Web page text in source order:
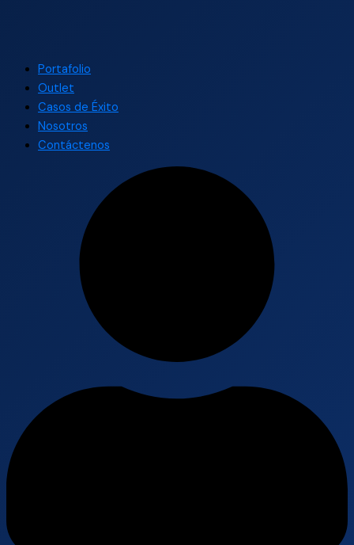
Portafolio
Outlet
Casos de Éxito
Nosotros
Contáctenos